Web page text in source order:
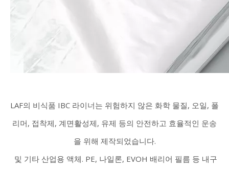
LAF의 비식품 IBC 라이너는 위험하지 않은 화학 물질, 오일, 폴
리머, 접착제, 계면활성제, 유제 등의 안전하고 효율적인 운송
을 위해 제작되었습니다.
및 기타 산업용 액체. PE, 나일론, EVOH 배리어 필름 등 내구